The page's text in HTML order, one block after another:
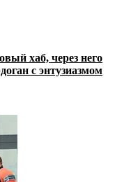
хаб, через него
с энтузиазмом